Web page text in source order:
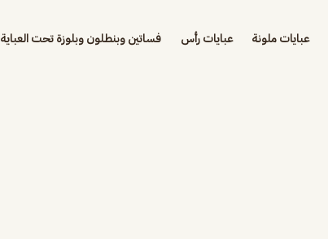
عبايات ملونة عبايات رأس فساتين وبنطلون وبلوزة تحت العباية